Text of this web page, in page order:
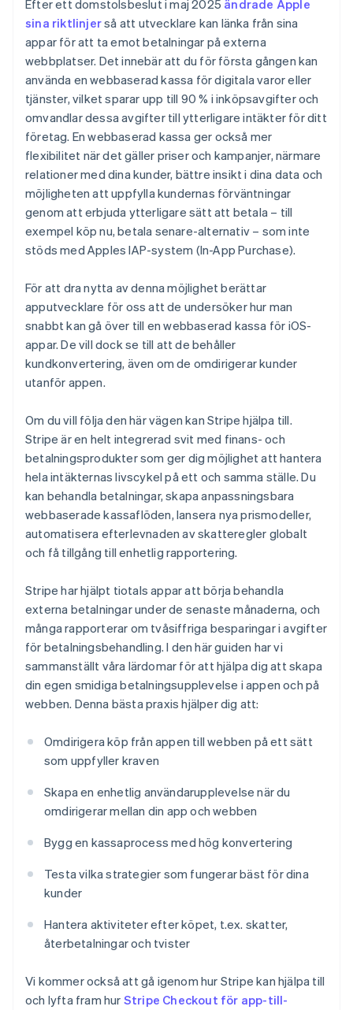
Hantera din kundresa efter köpet
bankkort
Efter ett domstolsbeslut i maj 2025 ändrade Apple
sina riktlinjerså att utvecklare kan länka från sina
appar för att ta emot betalningar på externa
webbplatser. Det innebär att du för första gången kan
använda en webbaserad kassa för digitala varor eller
tjänster, vilket sparar upp till 90 % i inköpsavgifter och
omvandlar dessa avgifter till ytterligare intäkter för ditt
företag. En webbaserad kassa ger också mer
flexibilitet när det gäller priser och kampanjer, närmare
relationer med dina kunder, bättre insikt i dina data och
möjligheten att uppfylla kundernas förväntningar
genom att erbjuda ytterligare sätt att betala – till
exempel köp nu, betala senare-alternativ – som inte
stöds med Apples IAP-system (In-App Purchase).
För att dra nytta av denna möjlighet berättar
apputvecklare för oss att de undersöker hur man
snabbt kan gå över till en webbaserad kassa för iOS-
appar. De vill dock se till att de behåller
kundkonvertering, även om de omdirigerar kunder
utanför appen.
Om du vill följa den här vägen kan Stripe hjälpa till.
Stripe är en helt integrerad svit med finans- och
betalningsprodukter som ger dig möjlighet att hantera
hela intäkternas livscykel på ett och samma ställe. Du
kan behandla betalningar, skapa anpassningsbara
webbaserade kassaflöden, lansera nya prismodeller,
automatisera efterlevnaden av skatteregler globalt
och få tillgång till enhetlig rapportering.
Stripe har hjälpt tiotals appar att börja behandla
externa betalningar under de senaste månaderna, och
många rapporterar om tvåsiffriga besparingar i avgifter
för betalningsbehandling. I den här guiden har vi
sammanställt våra lärdomar för att hjälpa dig att skapa
din egen smidiga betalningsupplevelse i appen och på
webben. Denna bästa praxis hjälper dig att:
Omdirigera köp från appen till webben på ett sätt
som uppfyller kraven
Skapa en enhetlig användarupplevelse när du
omdirigerar mellan din app och webben
Bygg en kassaprocess med hög konvertering
Testa vilka strategier som fungerar bäst för dina
kunder
Hantera aktiviteter efter köpet, t.ex. skatter,
återbetalningar och tvister
Vi kommer också att gå igenom hur Stripe kan hjälpa till
och lyfta fram hur Stripe Checkout för app-till-